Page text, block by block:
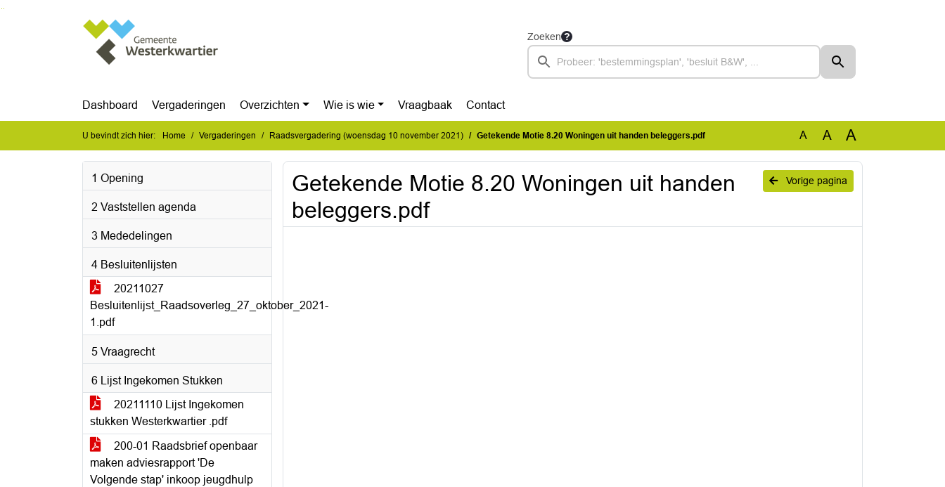
Zoeken
Dashboard Vergaderingen Overzichten Wie is wie Vraagbaak Contact
U bevindt zich hier: Home Vergaderingen Raadsvergadering (woensdag 10 november 2021) Getekende Motie 8.20 Woningen uit handen beleggers.pdf A A A
1 Opening
2 Vaststellen agenda
3 Mededelingen
4 Besluitenlijsten
20211027
Besluitenlijst_Raadsoverleg_27_oktober_2021-
1.pdf
5 Vraagrecht
6 Lijst Ingekomen Stukken
20211110 Lijst Ingekomen
stukken Westerkwartier .pdf
200-01 Raadsbrief openbaar
maken adviesrapport 'De
Volgende stap' inkoop jeugdhulp
Vorige pagina
Getekende Motie 8.20 Woningen uit handen
beleggers.pdf